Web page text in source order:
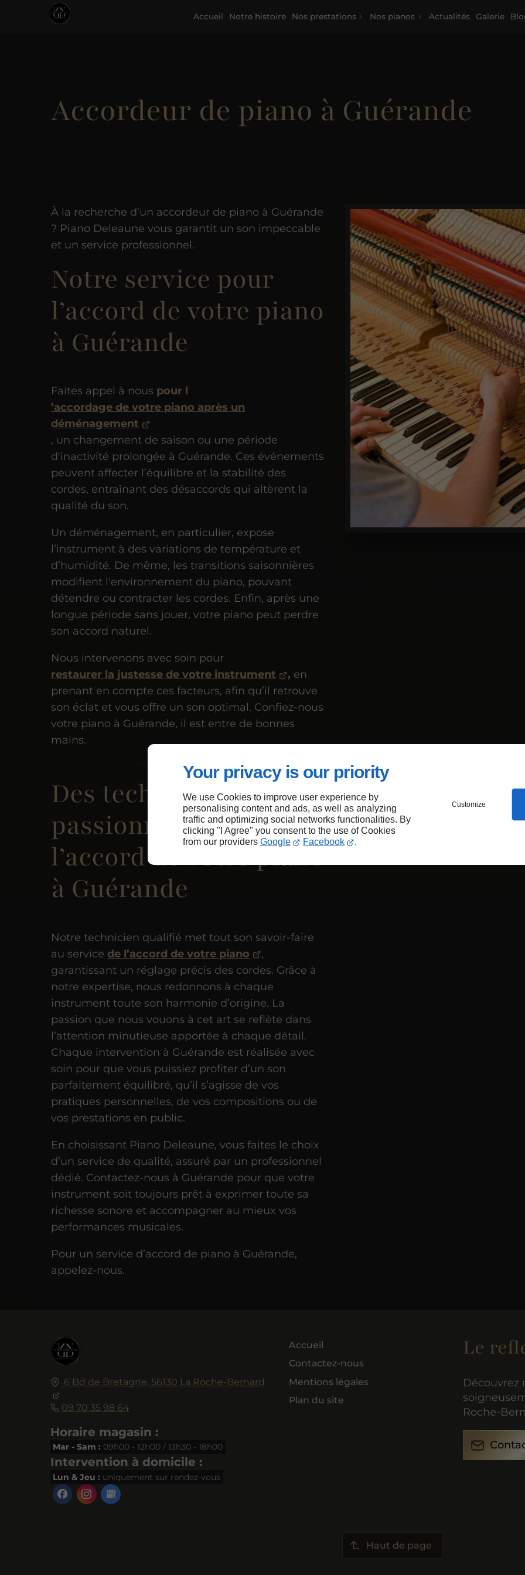
Your privacy is our priority
We use Cookies to improve user experience by
personalising content and ads, as well as analyzing
traffic and optimizing social networks functionalities. By
clicking "I Agree" you consent to the use of Cookies
from our providers Google Facebook .
Customize
Accueil Notre histoire Nos prestations Nos pianos Actualités Galerie
Accordeur de piano à Guérande
À la recherche d’un accordeur de piano à Guérande
? Piano Deleaune vous garantit un son impeccable
et un service professionnel.
Notre service pour
l’accord de votre piano
à Guérande
Faites appel à nous pour l
’accordage de votre piano après un
déménagement
, un changement de saison ou une période
d'inactivité prolongée à Guérande. Ces événements
peuvent affecter l’équilibre et la stabilité des
cordes, entraînant des désaccords qui altèrent la
qualité du son.
Un déménagement, en particulier, expose
l’instrument à des variations de température et
d’humidité. De même, les transitions saisonnières
modifient l'environnement du piano, pouvant
détendre ou contracter les cordes. Enfin, après une
longue période sans jouer, votre piano peut perdre
son accord naturel.
Nous intervenons avec soin pour
restaurer la justesse de votre instrument
, en
prenant en compte ces facteurs, afin qu’il retrouve
son éclat et vous offre un son optimal. Confiez-nous
votre piano à Guérande, il est entre de bonnes
mains.
Des techniciens
passionnés pour
l’accord de votre piano
à Guérande
Notre technicien qualifié met tout son savoir-faire
au service de l’accord de votre piano
,
garantissant un réglage précis des cordes. Grâce à
notre expertise, nous redonnons à chaque
instrument toute son harmonie d’origine. La
passion que nous vouons à cet art se reflète dans
l’attention minutieuse apportée à chaque détail.
Chaque intervention à Guérande est réalisée avec
soin pour que vous puissiez profiter d’un son
parfaitement équilibré, qu’il s’agisse de vos
pratiques personnelles, de vos compositions ou de
vos prestations en public.
En choisissant Piano Deleaune, vous faites le choix
d’un service de qualité, assuré par un professionnel
dédié. Contactez-nous à Guérande pour que votre
instrument soit toujours prêt à exprimer toute sa
richesse sonore et accompagner au mieux vos
performances musicales.
Pour un service d’accord de piano à Guérande,
appelez-nous.
6 Bd de Bretagne, 56130 La Roche-Bernard
09 70 35 98 64
Horaire magasin :
Mar - Sam : 09h00 - 12h00 / 13h30 - 18h00
Intervention à domicile :
Lun & Jeu : uniquement sur rendez-vous
Accueil
Contactez-nous
Mentions légales
Plan du site
Le
Découvrez
Roche-
Haut de page